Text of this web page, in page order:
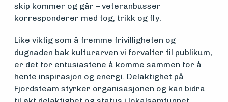
foreningen
Aktuelt
Arrangementer
skip kommer og går – veteranbusser
korresponderer med tog, trikk og fly.
Like viktig som å fremme frivilligheten og
dugnaden bak kulturarven vi forvalter til publikum,
er det for entusiastene å komme sammen for å
hente inspirasjon og energi. Delaktighet på
Fjordsteam styrker organisasjonen og kan bidra